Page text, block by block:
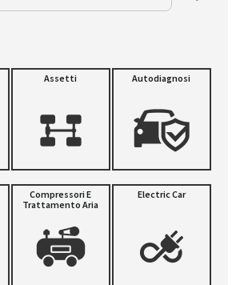
AREA RISERVATA
Assetti Autodiagnosi
Compressori E
Trattamento Aria
Electric Car